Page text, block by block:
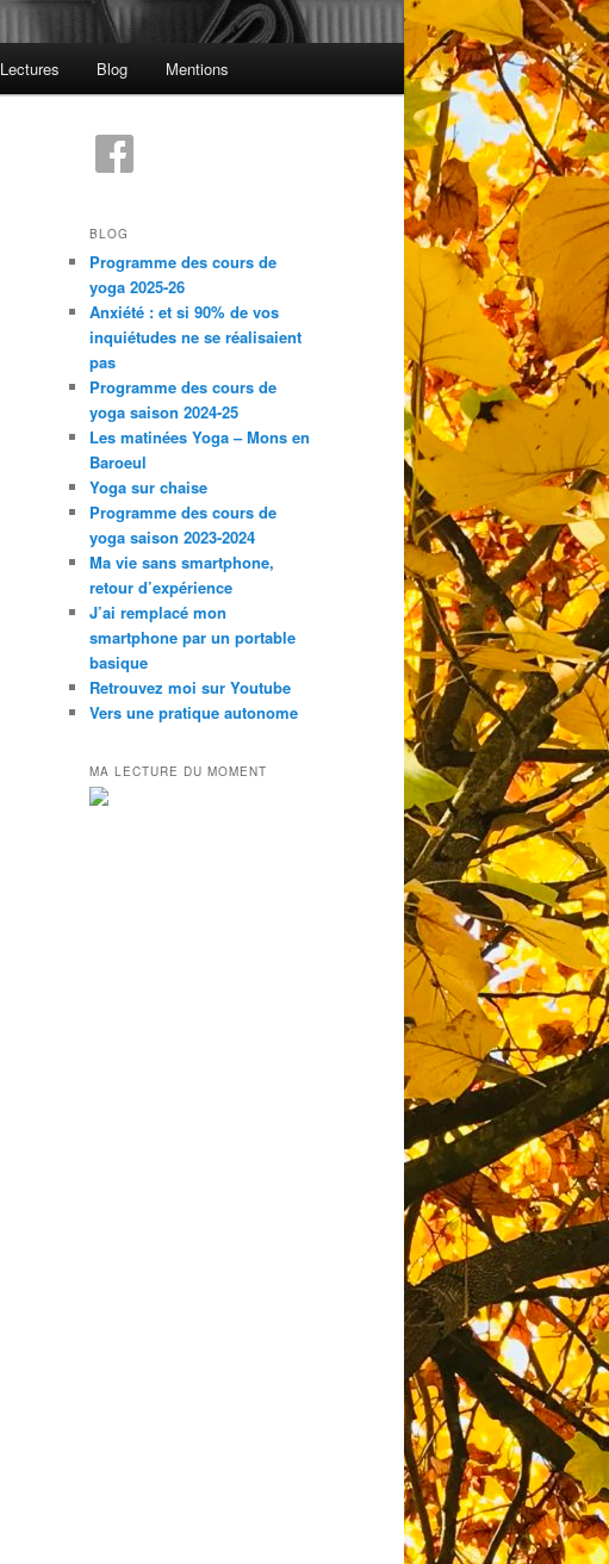
Lectures Blog Mentions
BLOG
Programme des cours de
yoga 2025-26
Anxiété : et si 90% de vos
inquiétudes ne se réalisaient
pas
Programme des cours de
yoga saison 2024-25
Les matinées Yoga – Mons en
Baroeul
Yoga sur chaise
Programme des cours de
yoga saison 2023-2024
Ma vie sans smartphone,
retour d’expérience
J’ai remplacé mon
smartphone par un portable
basique
Retrouvez moi sur Youtube
Vers une pratique autonome
MA LECTURE DU MOMENT